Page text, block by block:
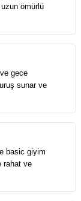
ömürlü
gece
sunar ve
basic giyim
rahat ve